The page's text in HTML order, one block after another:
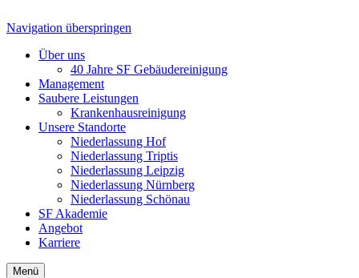
Navigation überspringen
Über uns
40 Jahre SF Gebäudereinigung
Management
Saubere Leistungen
Krankenhausreinigung
Unsere Standorte
Niederlassung Hof
Niederlassung Triptis
Niederlassung Leipzig
Niederlassung Nürnberg
Niederlassung Schönau
SF Akademie
Angebot
Karriere
Menü